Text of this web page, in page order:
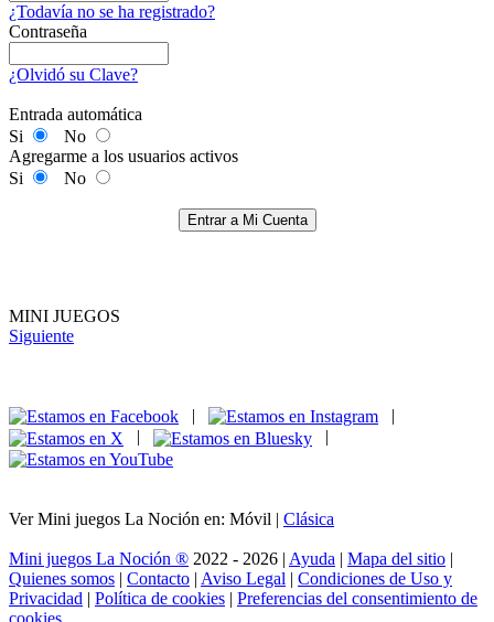
¿Todavía no se ha registrado?
Contraseña
¿Olvidó su Clave?
Entrada automática
Si
No
Agregarme a los usuarios activos
Si
No
Entrar a Mi Cuenta
MINI JUEGOS
Siguiente
|
|
|
|
Ver Mini juegos La Noción en: Móvil | Clásica
Mini juegos La Noción ® 2022 - 2026 | Ayuda | Mapa del sitio |
Quienes somos | Contacto | Aviso Legal | Condiciones de Uso y
Privacidad | Política de cookies | Preferencias del consentimiento de
cookies